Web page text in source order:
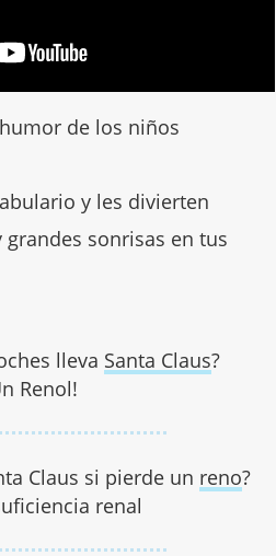
de los niños
y les divierten
grandes sonrisas en tus
lleva Santa Claus?
Renol!
Claus si pierde un reno?
renal